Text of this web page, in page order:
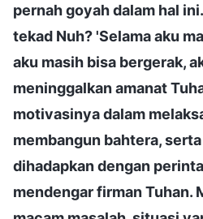
pernah goyah dalam hal
tekad Nuh? 'Selama aku
aku masih bisa bergerak,
meninggalkan amanat
motivasinya dalam
membangun bahtera,
dihadapkan dengan
mendengar firman Tuhan.